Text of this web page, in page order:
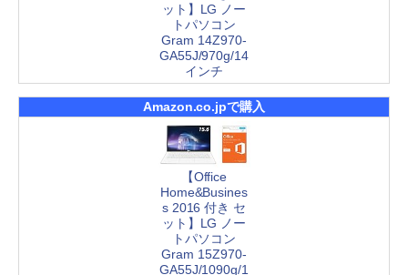
ット】LG ノー
トパソコン
Gram 14Z970-
GA55J/970g/14
インチ
Amazon.co.jpで購入
【Office
Home&Busines
s 2016 付き セ
ット】LG ノー
トパソコン
Gram 15Z970-
GA55J/1090g/1